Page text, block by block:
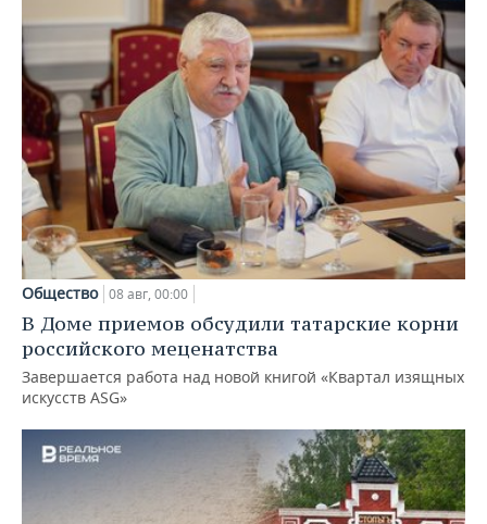
Общество 08 авг, 00:00
В Доме приемов обсудили татарские корни
российского меценатства
Завершается работа над новой книгой «Квартал изящных
искусств ASG»